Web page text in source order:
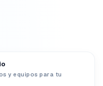
y equipos para tu